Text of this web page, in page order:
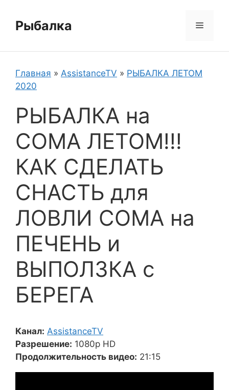
содержимому
Рыбалка Меню
Главная » AssistanceTV » РЫБАЛКА ЛЕТОМ
2020
РЫБАЛКА на
СОМА ЛЕТОМ!!!
КАК СДЕЛАТЬ
СНАСТЬ для
ЛОВЛИ СОМА на
ПЕЧЕНЬ и
ВЫПОЛЗКА с
БЕРЕГА
Канал: AssistanceTV
Разрешение: 1080p HD
Продолжительность видео: 21:15